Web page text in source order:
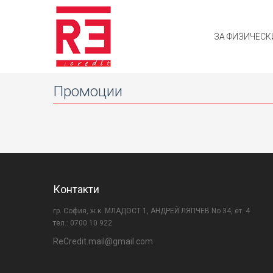
ЗА
Промоции
Контакти
гр. София, ж.к. МЛАДОСТ 1, АНДРЕЙ ЛЯПЧЕВ No 34, ет. 4
тел.: 0700 10 922
ReCredit.mail@gmail.com